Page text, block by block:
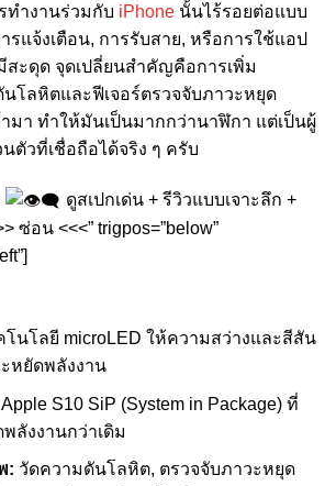
ทำงานร่วมกับ iPhone นั้นไร้รอยต่อแบบ
รแจ้งเตือน, การรับสาย, หรือการใช้แอป
สะดุด จุดเปลี่ยนสำคัญคือการเพิ่ม
นโลหิตและฟีเจอร์ตรวจจับภาวะหยุด
มา ทำให้มันเป็นมากกว่านาฬิกา แต่เป็นผู้
ตัวที่เชื่อถือได้จริง ๆ ครับ
ดูสเปกเด่น + รีวิวแบบเจาะลึก +
ซ่อน <<<” trigpos=”below”
โนโลยี microLED ให้ความสว่างและสีสัน
หยัดพลังงาน
Apple S10 SiP (System in Package) ที่
ลังงานกว่าเดิม
: วัดความดันโลหิต, ตรวจจับภาวะหยุด